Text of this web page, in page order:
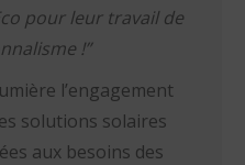
pour leur travail de
!”
l’engagement
solutions solaires
aux besoins des